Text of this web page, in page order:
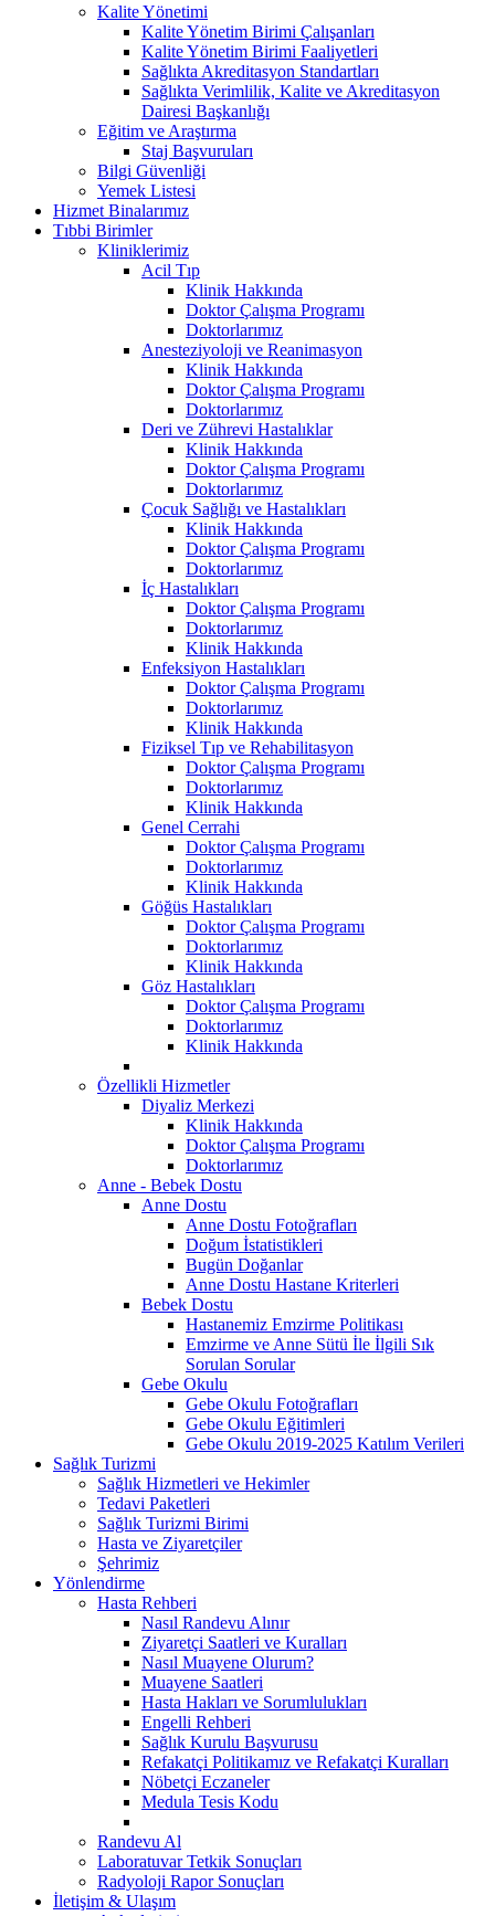
Kalite Yönetimi
Kalite Yönetim Birimi Çalışanları
Kalite Yönetim Birimi Faaliyetleri
Sağlıkta Akreditasyon Standartları
Sağlıkta Verimlilik, Kalite ve Akreditasyon
Dairesi Başkanlığı
Eğitim ve Araştırma
Staj Başvuruları
Bilgi Güvenliği
Yemek Listesi
Hizmet Binalarımız
Tıbbi Birimler
Kliniklerimiz
Acil Tıp
Klinik Hakkında
Doktor Çalışma Programı
Doktorlarımız
Anesteziyoloji ve Reanimasyon
Klinik Hakkında
Doktor Çalışma Programı
Doktorlarımız
Deri ve Zührevi Hastalıklar
Klinik Hakkında
Doktor Çalışma Programı
Doktorlarımız
Çocuk Sağlığı ve Hastalıkları
Klinik Hakkında
Doktor Çalışma Programı
Doktorlarımız
İç Hastalıkları
Doktor Çalışma Programı
Doktorlarımız
Klinik Hakkında
Enfeksiyon Hastalıkları
Doktor Çalışma Programı
Doktorlarımız
Klinik Hakkında
Fiziksel Tıp ve Rehabilitasyon
Doktor Çalışma Programı
Doktorlarımız
Klinik Hakkında
Genel Cerrahi
Doktor Çalışma Programı
Doktorlarımız
Klinik Hakkında
Göğüs Hastalıkları
Doktor Çalışma Programı
Doktorlarımız
Klinik Hakkında
Göz Hastalıkları
Doktor Çalışma Programı
Doktorlarımız
Klinik Hakkında
Özellikli Hizmetler
Diyaliz Merkezi
Klinik Hakkında
Doktor Çalışma Programı
Doktorlarımız
Anne - Bebek Dostu
Anne Dostu
Anne Dostu Fotoğrafları
Doğum İstatistikleri
Bugün Doğanlar
Anne Dostu Hastane Kriterleri
Bebek Dostu
Hastanemiz Emzirme Politikası
Emzirme ve Anne Sütü İle İlgili Sık
Sorulan Sorular
Gebe Okulu
Gebe Okulu Fotoğrafları
Gebe Okulu Eğitimleri
Gebe Okulu 2019-2025 Katılım Verileri
Sağlık Turizmi
Sağlık Hizmetleri ve Hekimler
Tedavi Paketleri
Sağlık Turizmi Birimi
Hasta ve Ziyaretçiler
Şehrimiz
Yönlendirme
Hasta Rehberi
Nasıl Randevu Alınır
Ziyaretçi Saatleri ve Kuralları
Nasıl Muayene Olurum?
Muayene Saatleri
Hasta Hakları ve Sorumlulukları
Engelli Rehberi
Sağlık Kurulu Başvurusu
Refakatçi Politikamız ve Refakatçi Kuralları
Nöbetçi Eczaneler
Medula Tesis Kodu
Randevu Al
Laboratuvar Tetkik Sonuçları
Radyoloji Rapor Sonuçları
İletişim & Ulaşım